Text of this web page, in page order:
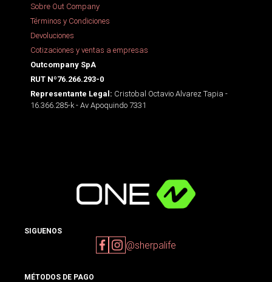
Sobre Out Company
Términos y Condiciones
Devoluciones
Cotizaciones y ventas a empresas
Outcompany SpA
RUT Nº76.266.293-0
Representante Legal: Cristobal Octavio Alvarez Tapia -
16.366.285-k - Av Apoquindo 7331
SIGUENOS
@sherpalife
MÉTODOS DE PAGO